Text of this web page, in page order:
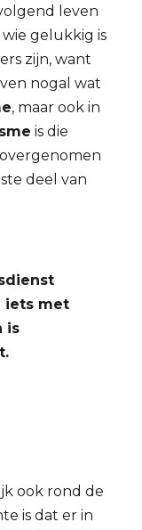
leven
gelukkig is
zijn, want
nogal wat
, maar ook in
is die
deel van
iets met
is
ook rond de
is dat er in